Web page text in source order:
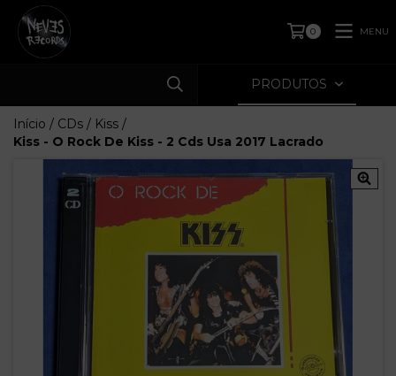
0 MENU
PRODUTOS
Início / CDs / Kiss /
Kiss - O Rock De Kiss - 2 Cds Usa 2017 Lacrado